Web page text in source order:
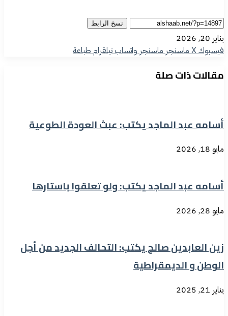
نسخ الرابط
يناير 20, 2026
فيسبوك‫Xماسنجر ماسنجر واتسابتيلقرامطباعة
مقالات ذات صلة
أسامه عبد الماجد يكتب: عبث العودة الطوعية
مايو 18, 2026
أسامه عبد الماجد يكتب: ولو تعلقوا باستارها
مايو 28, 2026
زين العابدين صالح يكتب: التحالف الجديد من أجل
الوطن و الديمقراطية
يناير 21, 2025